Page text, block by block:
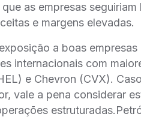
as empresas
e margens elevadas.
a boas
internacionais com
e Chevron (CVX).
vale a pena considerar